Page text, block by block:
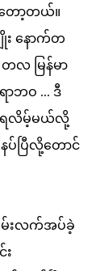
ါတော့တယ်။
း နောက်တ
တလ မြန်မာ
ာဘဝ ... ဒီ
ရလိမ့်မယ်လို့
ပ်ပြီလို့တောင်
မ်းလက်အပ်ခဲ့
း